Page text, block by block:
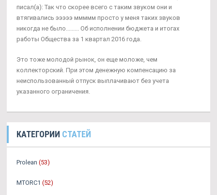
писал(а): Так что скорее всего с таким звуком они и
втягивались эээээ ммммм просто у меня таких звуков
никогда не было......... Об исполнении бюджета и итогах
работы Общества за 1 квартал 2016 года.
Это тоже молодой рынок, он еще моложе, чем
коллекторский. При этом денежную компенсацию за
неиспользованный отпуск выплачивают без учета
указанного ограничения.
КАТЕГОРИИ СТАТЕЙ
Prolean (53)
MTORC1 (52)